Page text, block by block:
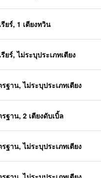
ยร์, 1 เตียงทวิน
ยร์, ไม่ระบุประเภทเตียง
ฐาน, ไม่ระบุประเภทเตียง
ฐาน, 2 เตียงดับเบิ้ล
ฐาน, ไม่ระบุประเภทเตียง